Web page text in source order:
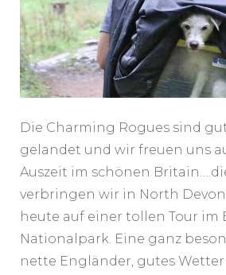
Die Charming Rogues sind
gelandet und wir freuen uns
Auszeit im schönen
verbringen wir in North
heute auf einer tollen Tour im
Nationalpark. Eine ganz
nette Engländer, gutes